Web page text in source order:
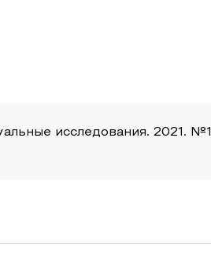
исследования. 2021.